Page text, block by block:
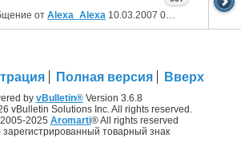
от Alexa_Alexa 10.03.2007 09:11
Полная версия Вверх
by vBulletin®Version 3.6.8
vBulletin Solutions Inc. All rights reserved.
2025 Aromarti® All rights reserved
товарный знак